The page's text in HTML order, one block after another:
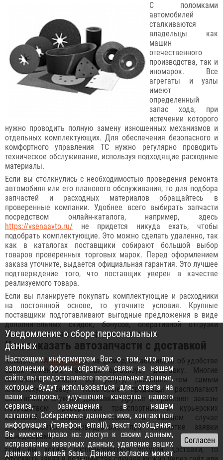
С поломками
автомобилей
сталкиваются
владельцы как
машин
отечественного
производства, так и
иномарок. Все
агрегаты и узлы
имеют
определенный
запас хода, при
истечении которого
нужно проводить полную замену изношенных механизмов и
отдельных комплектующих. Для обеспечения безопасного и
комфортного управления ТС нужно регулярно проводить
техническое обслуживание, используя подходящие расходные
материалы.
Если вы столкнулись с необходимостью проведения ремонта
автомобиля или его планового обслуживания, то для подбора
запчастей и расходных материалов обращайтесь в
проверенные компании. Удобнее всего выбирать запчасти
посредством онлайн-каталога, например, здесь
https://vsenaavto.ru/ не придется никуда ехать, чтобы
подобрать комплектующие. Это можно сделать удаленно, так
как в каталогах поставщики собирают большой выбор
товаров проверенных торговых марок. Перед оформлением
заказа уточните, выдается официальная гарантия. Это лучшее
подтверждение того, что поставщик уверен в качестве
реализуемого товара.
Если вы планируете покупать комплектующие и расходники
на постоянной основе, то уточните условия. Крупные
поставщики подготавливают выгодные предложения в виде
дополнительных скидок, бонусов, оперативной отгрузки
товара со склада в день оформления заявки.
Как заказать автозапчасти с доставкой
Компания «Атлант-Авто», например, позаботилась об удобстве
своих клиентов, так как организует доставку. Многие
поставщики вводят эту услугу, расширяя тем самым
клиентскую базу. Некоторые продавцы располагают
собственной службой доставки. Другие отправляют заказы
посредством проверенных транспортных и курьерских
компаний. Стоимость доставки в каждом случае
рассчитывается индивидуально при обработке заявки
менеджерами.
Если вы хотите воспользоваться услугой доставки, то
Уведомление о сборе персональных
данных
Настоящим информируем Вас о том, что при
заполнении формы обратной связи на нашем
сайте, вы предоставляете персональные данные,
которые будут использоваться для: ответа на
ваши запросы, улучшения качества нашего
сервиса, размещения в нашем
каталоге. Собираемые данные: имя, контактная
информация (телефон, email), текст сообщения.
Вы имеете право на: доступ к своим данным,
исправление неверных данных, удаление ваших
данных из нашей базы. Данное согласие может